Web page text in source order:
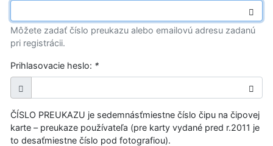
Môžete zadať číslo preukazu alebo emailovú adresu zadanú
pri registrácii.
Prihlasovacie heslo: *
ČÍSLO PREUKAZU je sedemnásťmiestne číslo čipu na čipovej
karte – preukaze používateľa (pre karty vydané pred r.2011 je
to desaťmiestne číslo pod fotografiou).